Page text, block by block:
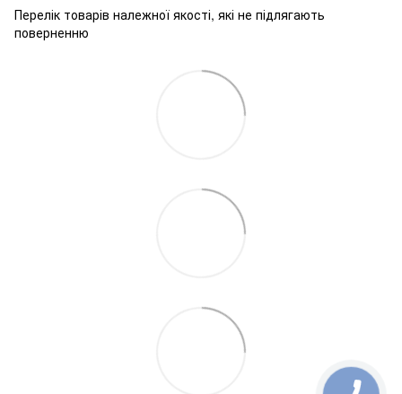
Перелік товарів належної якості, які не підлягають
поверненню